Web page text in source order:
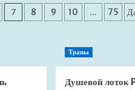
7 8 9 10 … 75
Трапы
Душевой лоток